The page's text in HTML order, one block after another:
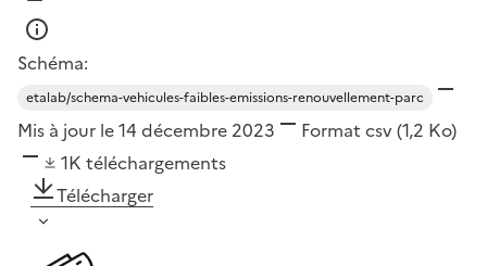
Schéma:
etalab/schema-vehicules-faibles-emissions-renouvellement-parc
Mis à jour le 14 décembre 2023 Format csv(1,2 Ko)
1K téléchargements
Télécharger